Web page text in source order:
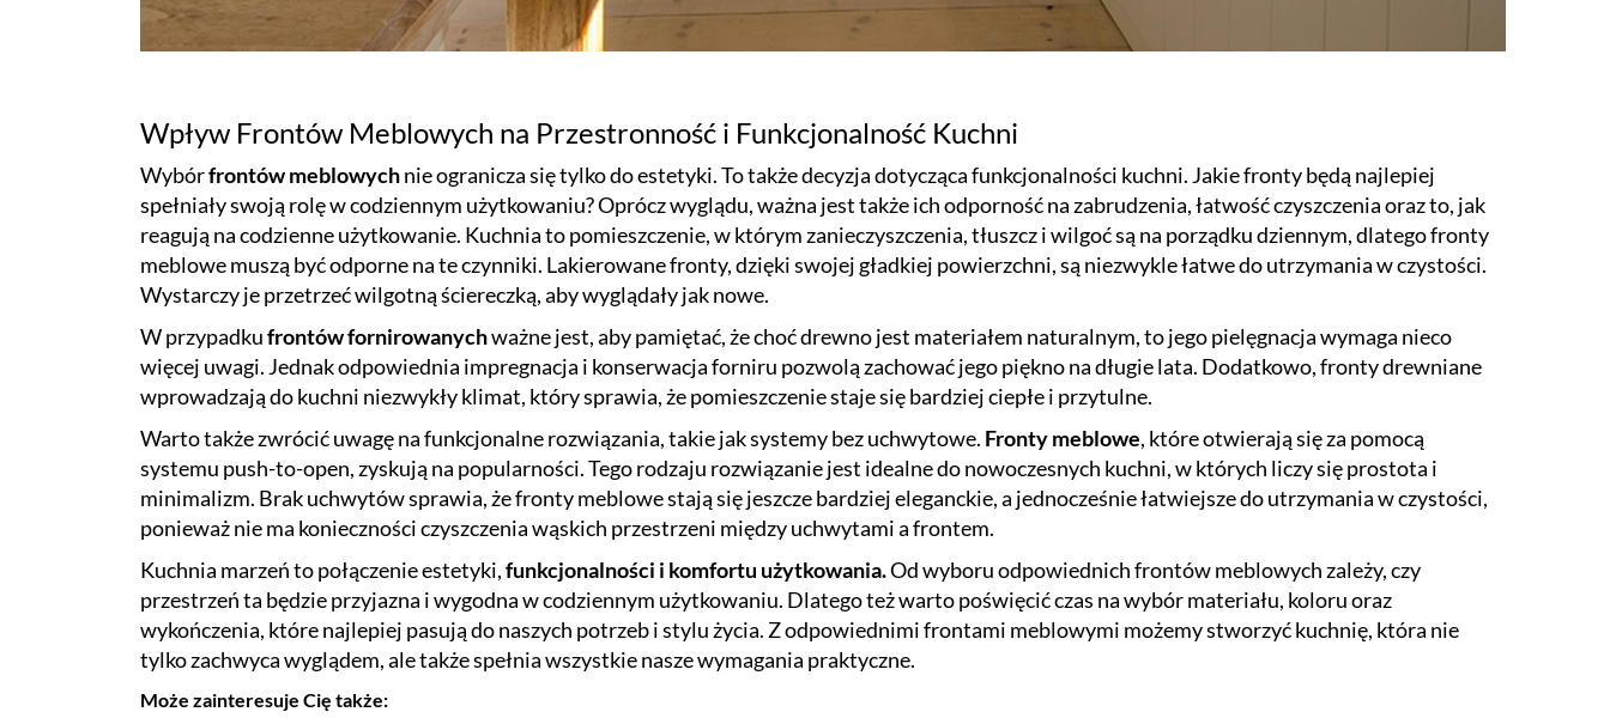
Wpływ Frontów Meblowych na Przestronność i Funkcjonalność Kuchni
Wybórfrontów meblowychnie ogranicza się tylko do estetyki. To także decyzja dotycząca funkcjonalności kuchni. Jakie fronty będą najlepiej
spełniały swoją rolę w codziennym użytkowaniu? Oprócz wyglądu, ważna jest także ich odporność na zabrudzenia, łatwość czyszczenia oraz to, jak
reagują na codzienne użytkowanie. Kuchnia to pomieszczenie, w którym zanieczyszczenia, tłuszcz i wilgoć są na porządku dziennym, dlatego fronty
meblowe muszą być odporne na te czynniki. Lakierowane fronty, dzięki swojej gładkiej powierzchni, są niezwykle łatwe do utrzymania w czystości.
Wystarczy je przetrzeć wilgotną ściereczką, aby wyglądały jak nowe.
W przypadkufrontów fornirowanychważne jest, aby pamiętać, że choć drewno jest materiałem naturalnym, to jego pielęgnacja wymaga nieco
więcej uwagi. Jednak odpowiednia impregnacja i konserwacja forniru pozwolą zachować jego piękno na długie lata. Dodatkowo, fronty drewniane
wprowadzają do kuchni niezwykły klimat, który sprawia, że pomieszczenie staje się bardziej ciepłe i przytulne.
Warto także zwrócić uwagę na funkcjonalne rozwiązania, takie jak systemy bez uchwytowe. Fronty meblowe, które otwierają się za pomocą
systemu push-to-open, zyskują na popularności. Tego rodzaju rozwiązanie jest idealne do nowoczesnych kuchni, w których liczy się prostota i
minimalizm. Brak uchwytów sprawia, że fronty meblowe stają się jeszcze bardziej eleganckie, a jednocześnie łatwiejsze do utrzymania w czystości,
ponieważ nie ma konieczności czyszczenia wąskich przestrzeni między uchwytami a frontem.
Kuchnia marzeń to połączenie estetyki,funkcjonalności i komfortu użytkowania.Od wyboru odpowiednich frontów meblowych zależy, czy
przestrzeń ta będzie przyjazna i wygodna w codziennym użytkowaniu. Dlatego też warto poświęcić czas na wybór materiału, koloru oraz
wykończenia, które najlepiej pasują do naszych potrzeb i stylu życia. Z odpowiednimi frontami meblowymi możemy stworzyć kuchnię, która nie
tylko zachwyca wyglądem, ale także spełnia wszystkie nasze wymagania praktyczne.
Może zainteresuje Cię także: